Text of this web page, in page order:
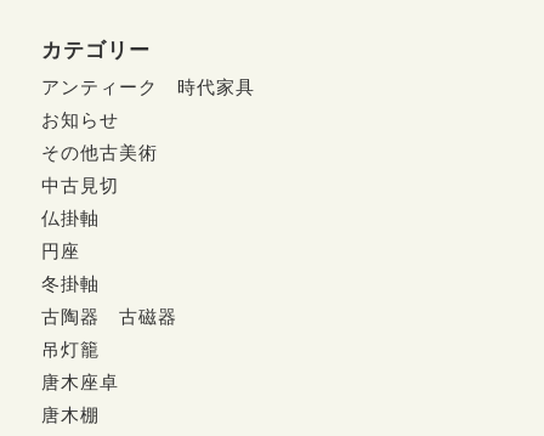
カテゴリー
アンティーク 時代家具
お知らせ
その他古美術
中古見切
仏掛軸
円座
冬掛軸
古陶器 古磁器
吊灯籠
唐木座卓
唐木棚